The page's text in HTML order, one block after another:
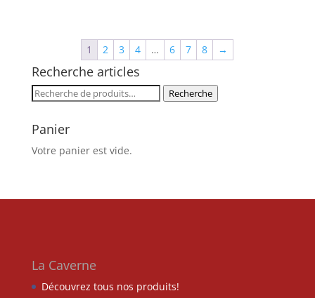
1 2 3 4 … 6 7 8 →
Recherche articles
Recherche
Recherche
Panier
Votre panier est vide.
La Caverne
Découvrez tous nos produits!